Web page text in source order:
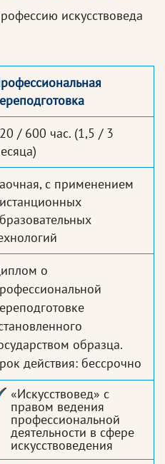
искусствоведа
/ 600 час. (1,5 / 3
с применением
о
образца.
действия: бессрочно
«Искусствовед» с
правом ведения
профессиональной
деятельности в сфере
искусствоведения